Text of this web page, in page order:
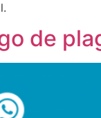
de